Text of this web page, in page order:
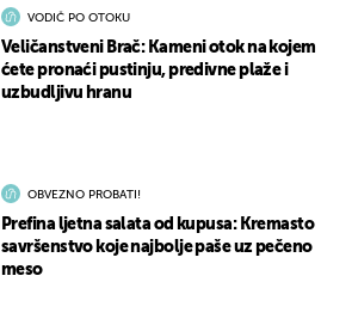
VODIČ PO OTOKU
Veličanstveni Brač: Kameni otok na kojem
ćete pronaći pustinju, predivne plaže i
uzbudljivu hranu
OBVEZNO PROBATI!
Prefina ljetna salata od kupusa: Kremasto
savršenstvo koje najbolje paše uz pečeno
meso